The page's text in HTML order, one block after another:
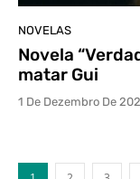
NOVELAS
Novela
matar Gui
1 De Dezembro De